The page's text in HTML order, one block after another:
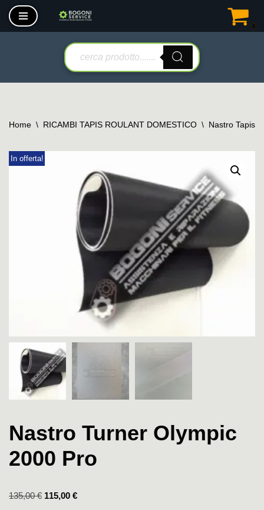
Vai
Home \ RICAMBI TAPIS ROULANT DOMESTICO \ Nastro Tapis
In offerta!
Nastro Turner Olympic
2000 Pro
135,00€ 115,00 €